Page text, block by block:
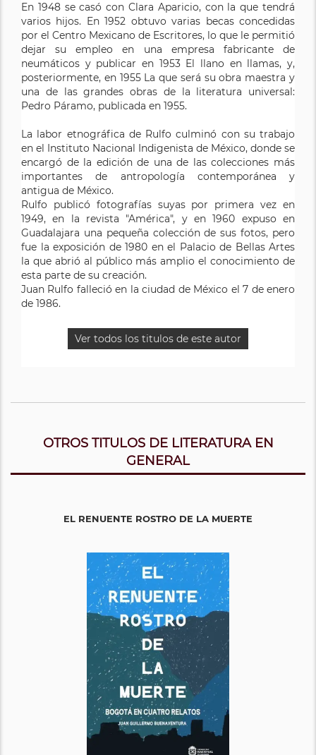
En 1948 se casó con Clara Aparicio, con la que tendrá
varios hijos. En 1952 obtuvo varias becas concedidas
por el Centro Mexicano de Escritores, lo que le permitió
dejar su empleo en una empresa fabricante de
neumáticos y publicar en 1953 El llano en llamas, y,
posteriormente, en 1955 La que será su obra maestra y
una de las grandes obras de la literatura universal:
Pedro Páramo, publicada en 1955.
La labor etnográfica de Rulfo culminó con su trabajo
en el Instituto Nacional Indigenista de México, donde se
encargó de la edición de una de las colecciones más
importantes de antropología contemporánea y
antigua de México.
Rulfo publicó fotografías suyas por primera vez en
1949, en la revista "América", y en 1960 expuso en
Guadalajara una pequeña colección de sus fotos, pero
fue la exposición de 1980 en el Palacio de Bellas Artes
la que abrió al público más amplio el conocimiento de
esta parte de su creación.
Juan Rulfo falleció en la ciudad de México el 7 de enero
de 1986.
Ver todos los titulos de este autor
OTROS TITULOS DE LITERATURA EN
GENERAL
EL RENUENTE ROSTRO DE LA MUERTE